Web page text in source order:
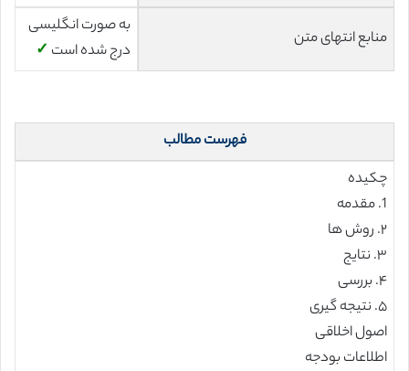
منابع انتهای متن
به صورت انگلیسی
درج شده است ✓
فهرست مطالب
چکیده
1. مقدمه
۲. روش ها
۳. نتایج
۴. بررسی
۵. نتیجه گیری
اصول اخلاقی
اطلاعات بودجه